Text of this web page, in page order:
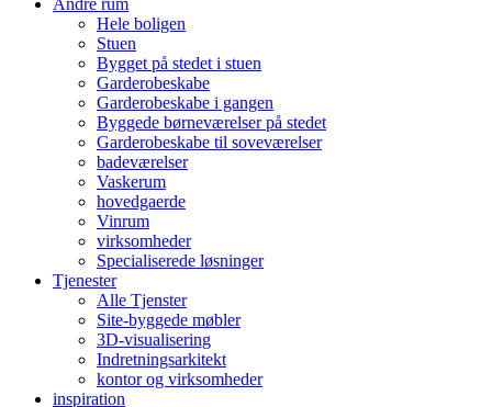
Andre rum
Hele boligen
Stuen
Bygget på stedet i stuen
Garderobeskabe
Garderobeskabe i gangen
Byggede børneværelser på stedet
Garderobeskabe til soveværelser
badeværelser
Vaskerum
hovedgaerde
Vinrum
virksomheder
Specialiserede løsninger
Tjenester
Alle Tjenster
Site-byggede møbler
3D-visualisering
Indretningsarkitekt
kontor og virksomheder
inspiration